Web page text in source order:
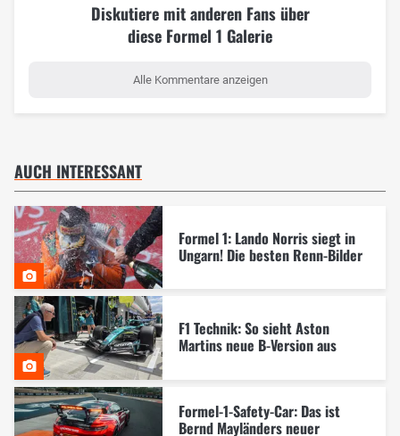
Diskutiere mit anderen Fans über
diese Formel 1 Galerie
Alle Kommentare anzeigen
AUCH INTERESSANT
Formel 1: Lando Norris siegt in
Ungarn! Die besten Renn-Bilder
F1 Technik: So sieht Aston
Martins neue B-Version aus
Formel-1-Safety-Car: Das ist
Bernd Mayländers neuer